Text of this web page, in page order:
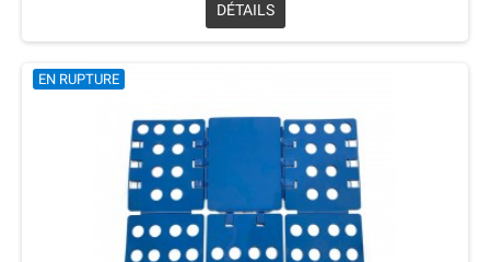
DÉTAILS
EN RUPTURE